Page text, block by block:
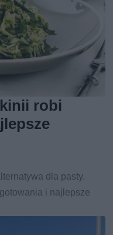
robi
dla pasty.
i najlepsze